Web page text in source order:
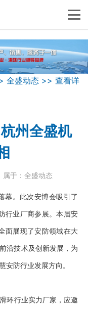
全盛动态 >> 查看详
州全盛机
属于： 全盛动态
。此次安博会吸引了
行业厂商参展。本届安
面展现了安防领域在大
沿技术及创新发展，为
安防行业发展方向。
行业实力厂家，应邀